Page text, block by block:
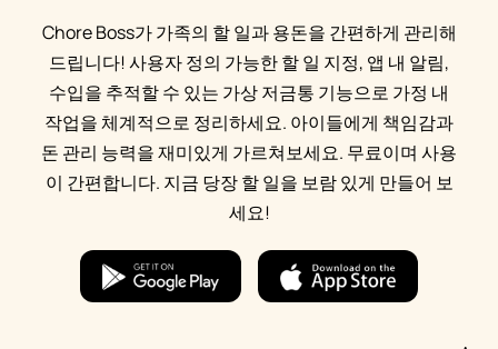
Chore Boss가 가족의 할 일과 용돈을 간편하게 관리해
드립니다! 사용자 정의 가능한 할 일 지정, 앱 내 알림,
수입을 추적할 수 있는 가상 저금통 기능으로 가정 내
작업을 체계적으로 정리하세요. 아이들에게 책임감과
돈 관리 능력을 재미있게 가르쳐보세요. 무료이며 사용
이 간편합니다. 지금 당장 할 일을 보람 있게 만들어 보
세요!